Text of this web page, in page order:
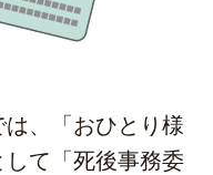
、「おひとり様
て「死後事務委